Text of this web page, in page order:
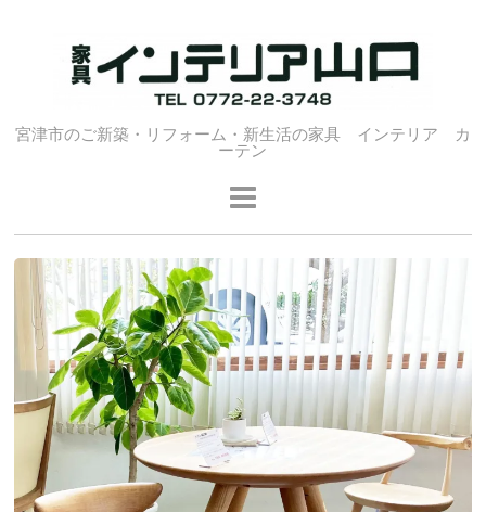
宮津市のご新築・リフォーム・新生活の家具 インテリア カ
ーテン